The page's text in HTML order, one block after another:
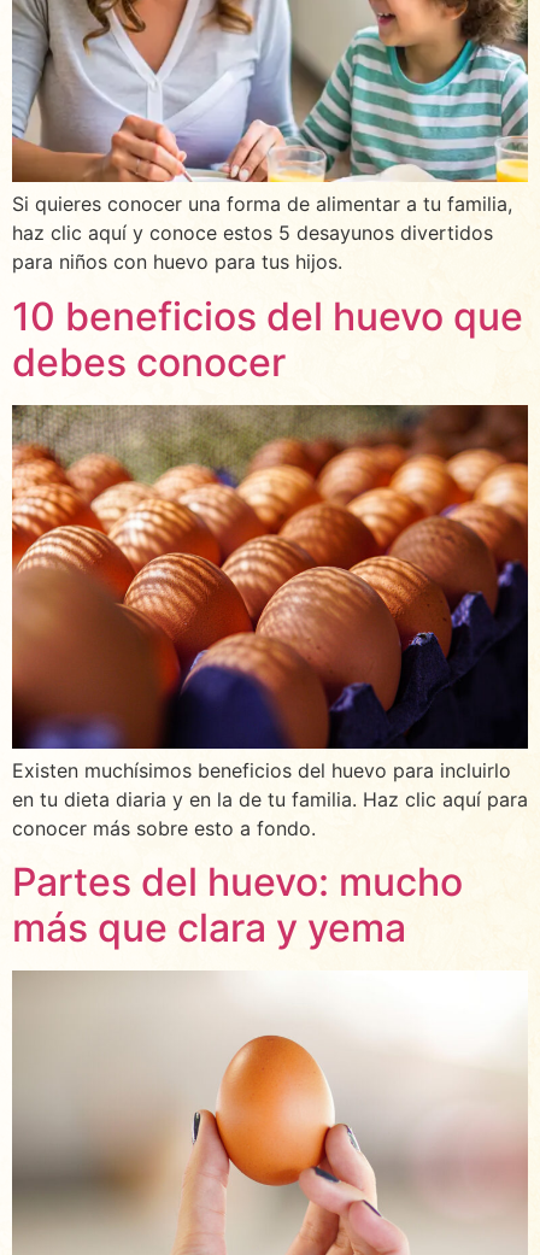
Si quieres conocer una forma de alimentar a tu familia,
haz clic aquí y conoce estos 5 desayunos divertidos
para niños con huevo para tus hijos.
10 beneficios del huevo que
debes conocer
Existen muchísimos beneficios del huevo para incluirlo
en tu dieta diaria y en la de tu familia. Haz clic aquí para
conocer más sobre esto a fondo.
Partes del huevo: mucho
más que clara y yema